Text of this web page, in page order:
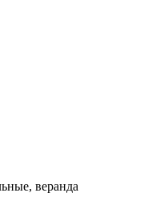
веранда